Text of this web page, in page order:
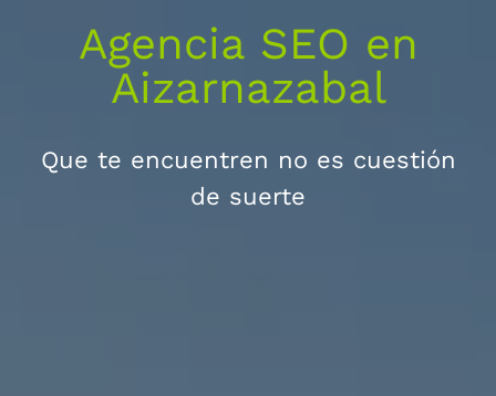
Agencia SEO en
Aizarnazabal
Que te encuentren no es cuestión
de suerte